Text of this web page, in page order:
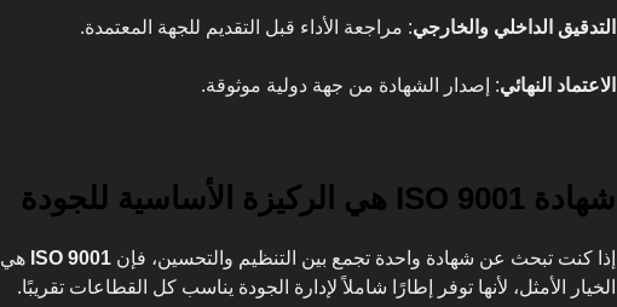
التدقيق الداخلي والخارجي: مراجعة الأداء قبل التقديم للجهة المعتمدة.
الاعتماد النهائي: إصدار الشهادة من جهة دولية موثوقة.
شهادة ISO 9001 هي الركيزة الأساسية للجودة
إذا كنت تبحث عن شهادة واحدة تجمع بين التنظيم والتحسين، فإن ISO 9001 هي
الخيار الأمثل، لأنها توفر إطارًا شاملاً لإدارة الجودة يناسب كل القطاعات تقريبًا.